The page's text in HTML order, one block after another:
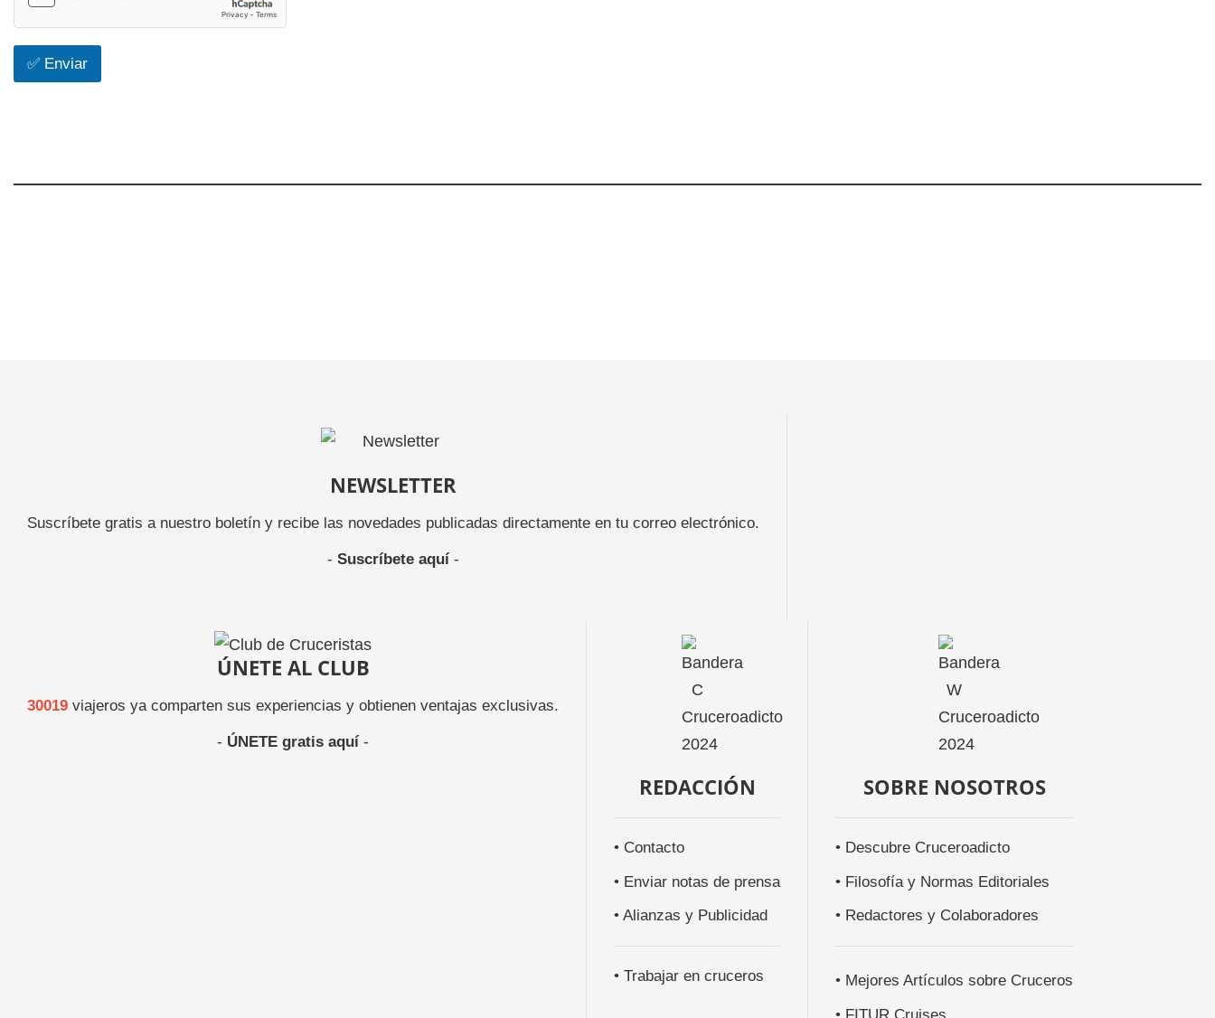
✅ Enviar
NEWSLETTER
Suscríbete gratis a nuestro boletín y recibe las novedades publicadas directamente en tu correo electrónico.
- Suscríbete aquí -
ÚNETE AL CLUB
30019 viajeros ya comparten sus experiencias y obtienen ventajas exclusivas.
- ÚNETE gratis aquí -
REDACCIÓN
• Contacto
• Enviar notas de prensa
• Alianzas y Publicidad
• Trabajar en cruceros
SOBRE NOSOTROS
• Descubre Cruceroadicto
• Filosofía y Normas Editoriales
• Redactores y Colaboradores
• Mejores Artículos sobre Cruceros